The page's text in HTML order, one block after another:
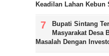
Keadilan Lahan Kebun
Bupati Sintang
Masyarakat Desa
Masalah Dengan